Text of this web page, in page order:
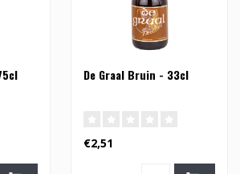
De Graal Bruin - 33cl
€2,51